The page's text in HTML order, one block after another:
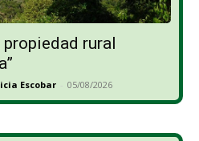
propiedad rural
Escobar - 05/08/2026